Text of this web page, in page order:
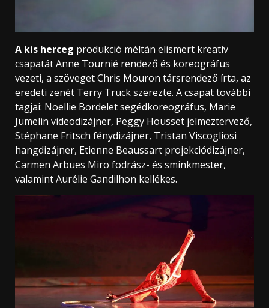
A kis herceg produkció méltán elismert kreatív
csapatát Anne Tournié rendező és koreográfus
vezeti, a szöveget Chris Mouron társrendező írta, az
eredeti zenét Terry Truck szerezte. A csapat további
tagjai: Noellie Bordelet segédkoreográfus, Marie
Jumelin videodizájner, Peggy Housset jelmeztervező,
Stéphane Fritsch fénydizájner, Tristan Viscogliosi
hangdizájner, Etienne Beaussart projekciódizájner,
Carmen Arbues Miro fodrász- és sminkmester,
valamint Aurélie Gandilhon kellékes.